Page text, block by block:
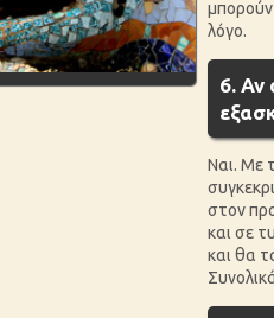
μπορούν
λόγο.
6. Αν
Ναι. Με
στον
και σε
και θα